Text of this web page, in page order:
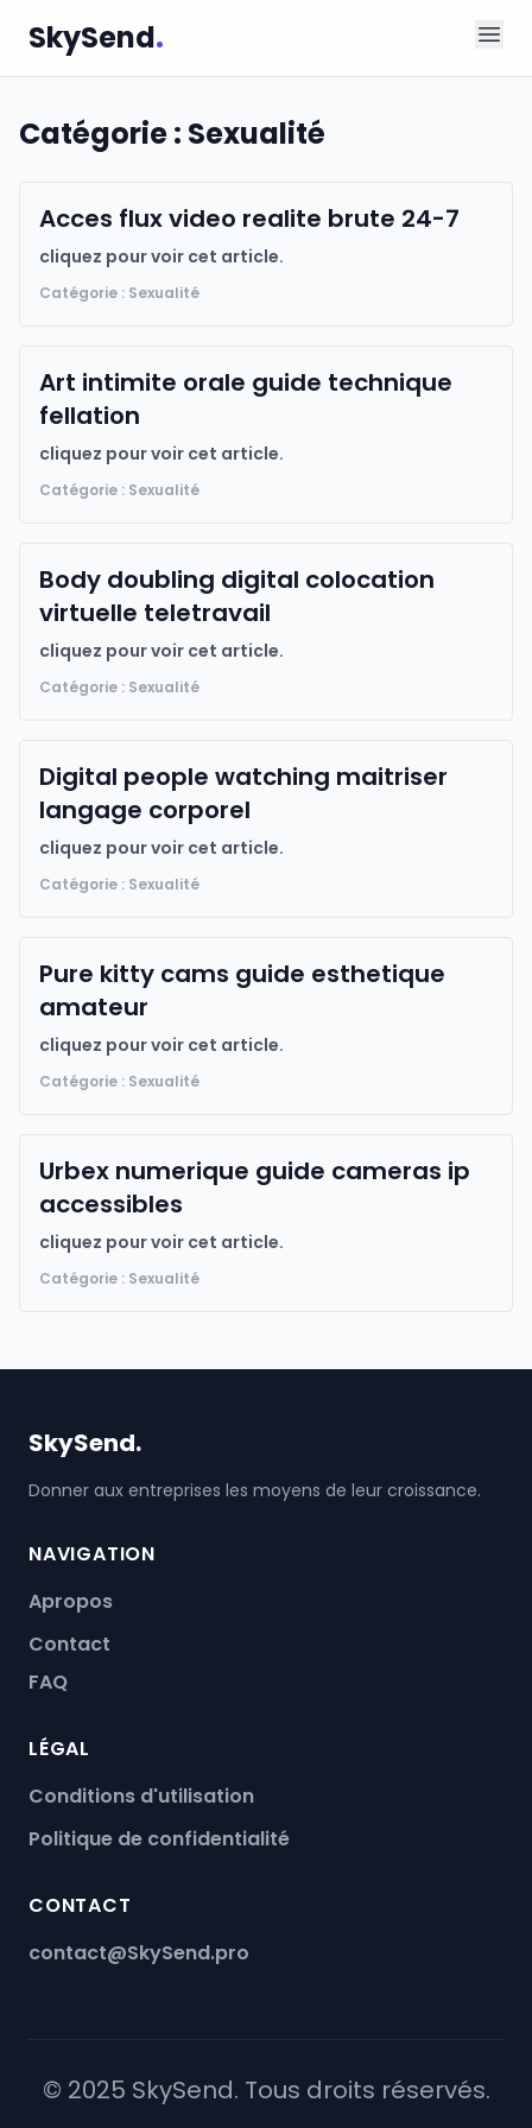
SkySend.
Catégorie : Sexualité
Acces flux video realite brute 24-7
cliquez pour voir cet article.
Catégorie : Sexualité
Art intimite orale guide technique
fellation
cliquez pour voir cet article.
Catégorie : Sexualité
Body doubling digital colocation
virtuelle teletravail
cliquez pour voir cet article.
Catégorie : Sexualité
Digital people watching maitriser
langage corporel
cliquez pour voir cet article.
Catégorie : Sexualité
Pure kitty cams guide esthetique
amateur
cliquez pour voir cet article.
Catégorie : Sexualité
Urbex numerique guide cameras ip
accessibles
cliquez pour voir cet article.
Catégorie : Sexualité
SkySend.
Donner aux entreprises les moyens de leur croissance.
NAVIGATION
Apropos
Contact
FAQ
LÉGAL
Conditions d'utilisation
Politique de confidentialité
CONTACT
contact@SkySend.pro
© 2025 SkySend. Tous droits réservés.